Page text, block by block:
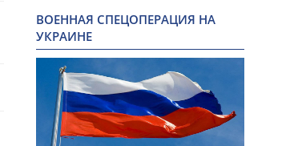
ВОЕННАЯ СПЕЦОПЕРАЦИЯ НА
УКРАИНЕ